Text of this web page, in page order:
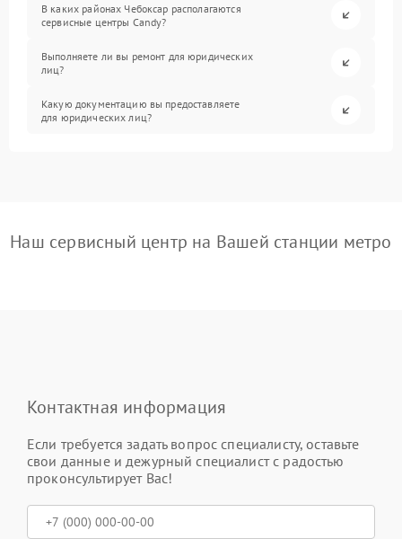
В каких районах Чебоксар располагаются
сервисные центры Candy?
Выполняете ли вы ремонт для юридических
лиц?
Какую документацию вы предоставляете
для юридических лиц?
Наш сервисный центр на Вашей станции метро
Контактная информация
Если требуется задать вопрос специалисту, оставьте
свои данные и дежурный специалист с радостью
проконсультирует Вас!